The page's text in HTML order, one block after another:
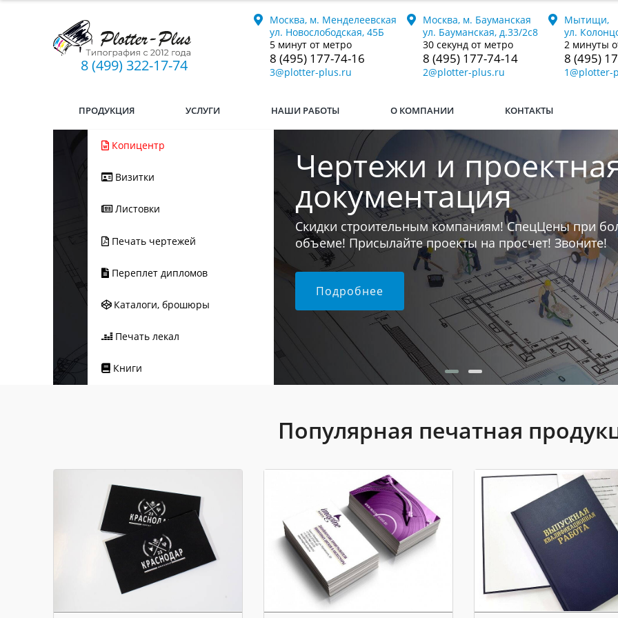
8 (499) 322-17-74
Москва, м. Менделеевская
ул. Новослободская, 45Б
5 минут от метро
8 (495) 177-74-16
3@plotter-plus.ru
Москва, м. Бауманская
ул. Бауманская, д.33/2с8
30 секунд от метро
8 (495) 177-74-14
2@plotter-plus.ru
Мытищи,
ул.
2 минуты
8 (495)
1@plotter-
ПРОДУКЦИЯ УСЛУГИ НАШИ РАБОТЫ О КОМПАНИИ КОНТАКТЫ
Копицентр
Визитки
Листовки
Печать чертежей
Переплет дипломов
Каталоги, брошюры
Печать лекал
Книги
Печатаем книги
Если у вас остался последний бумажный экземпляр
мы переведём его в электронный формат и
любой тираж.
Популярная печатная